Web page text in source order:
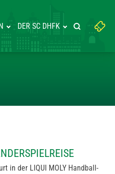
DER SC DHFK
Suchbegriff
eingeben:
Suche
in der LIQUI MOLY Handball-